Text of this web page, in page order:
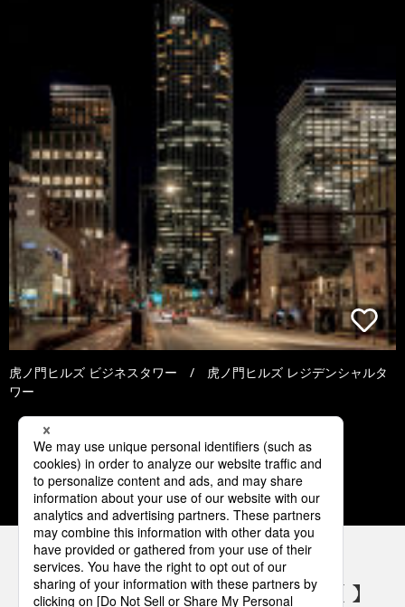
虎ノ門ヒルズ ビジネスタワー / 虎ノ門ヒルズ レジデンシャルタ
ワー
1 2 3
パナソニックの電気設備 SNSアカウント